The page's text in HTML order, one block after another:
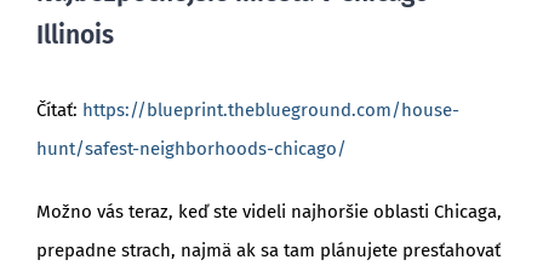
Illinois
Čítať: https://blueprint.theblueground.com/house-
hunt/safest-neighborhoods-chicago/
Možno vás teraz, keď ste videli najhoršie oblasti Chicaga,
prepadne strach, najmä ak sa tam plánujete presťahovať